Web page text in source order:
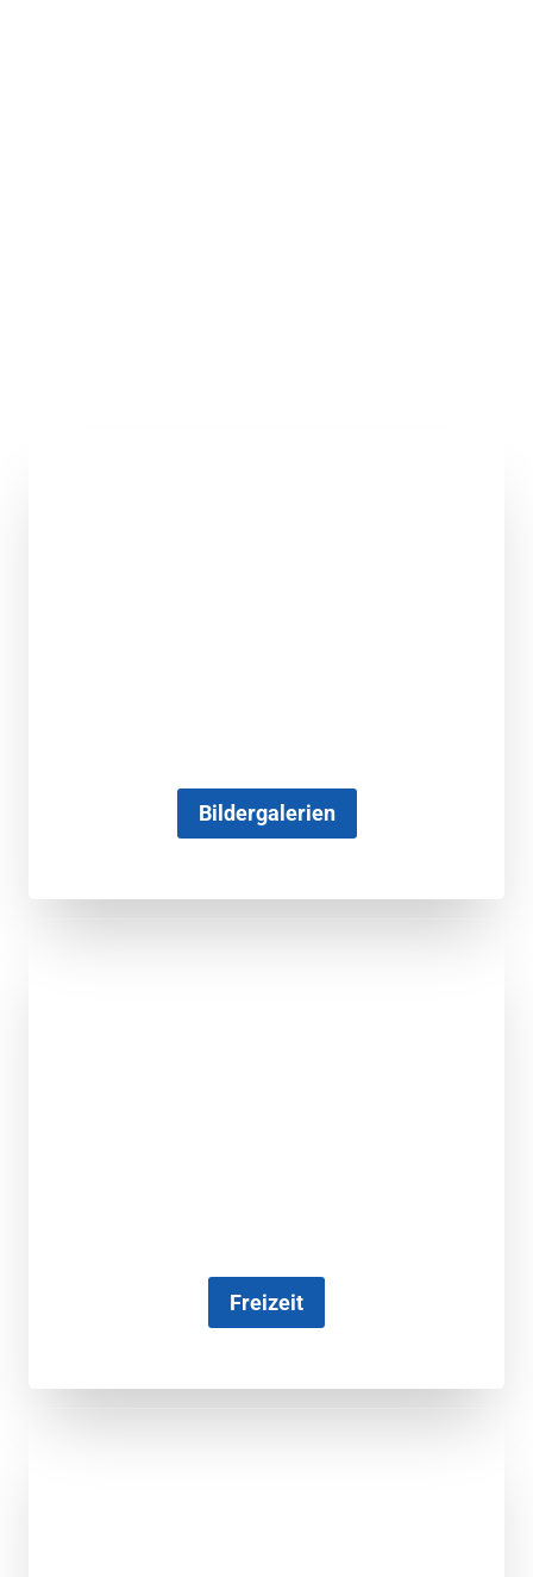
Bildergalerien
Freizeit